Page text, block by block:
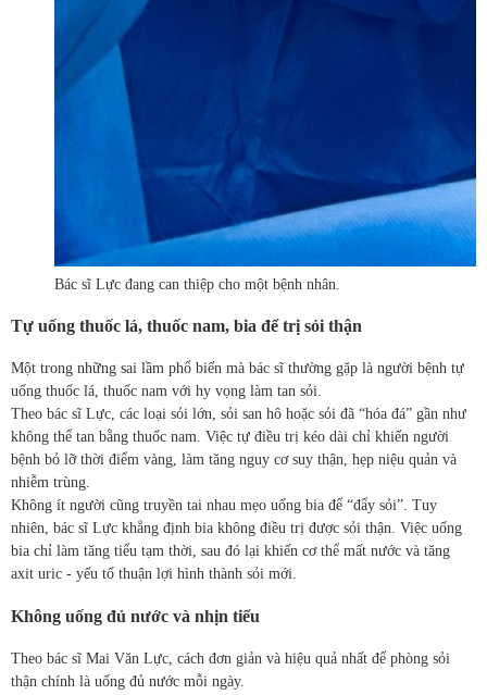
Bác sĩ Lực đang can thiệp cho một bệnh nhân.
Tự uống thuốc lá, thuốc nam, bia để trị sỏi thận
Một trong những sai lầm phổ biến mà bác sĩ thường gặp là người bệnh tự
uống thuốc lá, thuốc nam với hy vọng làm tan sỏi.
Theo bác sĩ Lực, các loại sỏi lớn, sỏi san hô hoặc sỏi đã “hóa đá” gần như
không thể tan bằng thuốc nam. Việc tự điều trị kéo dài chỉ khiến người
bệnh bỏ lỡ thời điểm vàng, làm tăng nguy cơ suy thận, hẹp niệu quản và
nhiễm trùng.
Không ít người cũng truyền tai nhau mẹo uống bia để “đẩy sỏi”. Tuy
nhiên, bác sĩ Lực khẳng định bia không điều trị được sỏi thận. Việc uống
bia chỉ làm tăng tiểu tạm thời, sau đó lại khiến cơ thể mất nước và tăng
axit uric - yếu tố thuận lợi hình thành sỏi mới.
Không uống đủ nước và nhịn tiểu
Theo bác sĩ Mai Văn Lực, cách đơn giản và hiệu quả nhất để phòng sỏi
thận chính là uống đủ nước mỗi ngày.